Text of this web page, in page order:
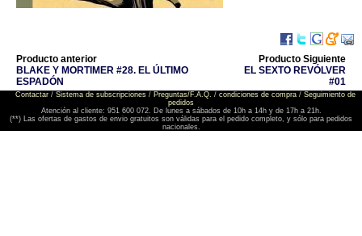
Producto anterior
BLAKE Y MORTIMER #28. EL ÚLTIMO
ESPADÓN
Producto Siguiente
EL SEXTO REVÓLVER
#01
Contactar/ Sistema de subscripciones/ Preguntas/F.A.Q. / condiciones de compra/ Seguimiento de
pedidos
Atención al cliente: 951 600 072. De lunes a sábados de 10h a 14h y de 17h a 21h.
(**) Las ofertas de gastos de envio gratuitos son válidas para el pedido completo, y sólo para pedidos
nacionales.